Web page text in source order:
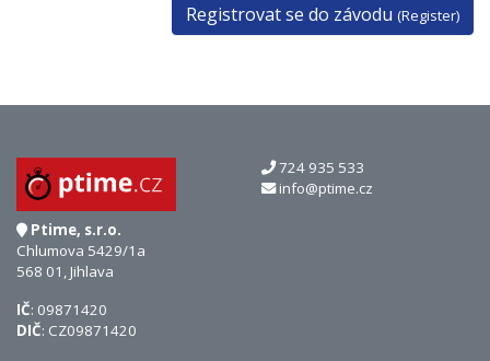
Registrovat se do závodu (Register)
Ptime, s.r.o.
Chlumova 5429/1a
568 01, Jihlava
724 935 533
info@ptime.cz
IČ: 09871420
DIČ: CZ09871420